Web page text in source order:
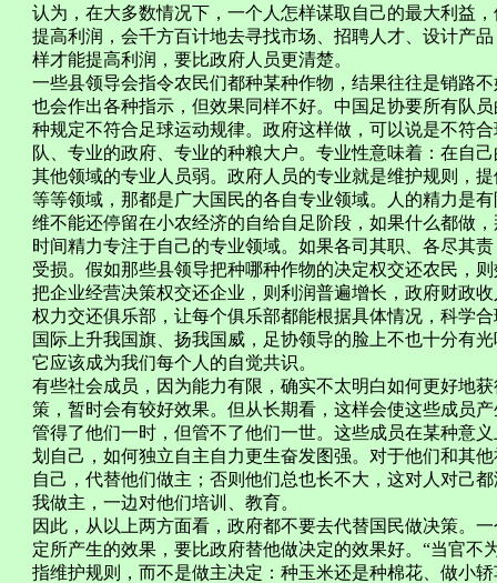
认为，在大多数情况下，一个人怎样谋取自己的最大利益
提高利润，会千方百计地去寻找市场、招聘人才、设计产
样才能提高利润，要比政府人员更清楚。
一些县领导会指令农民们都种某种作物，结果往往是销路
也会作出各种指示，但效果同样不好。中国足协要所有队
种规定不符合足球运动规律。政府这样做，可以说是不符
队、专业的政府、专业的种粮大户。专业性意味着：在自
其他领域的专业人员弱。政府人员的专业就是维护规则，
等等领域，那都是广大国民的各自专业领域。人的精力是
维不能还停留在小农经济的自给自足阶段，如果什么都做
时间精力专注于自己的专业领域。如果各司其职、各尽其
受损。假如那些县领导把种哪种作物的决定权交还农民，
把企业经营决策权交还企业，则利润普遍增长，政府财政
权力交还俱乐部，让每个俱乐部都能根据具体情况，科学
国际上升我国旗、扬我国威，足协领导的脸上不也十分有
它应该成为我们每个人的自觉共识。
有些社会成员，因为能力有限，确实不太明白如何更好地
策，暂时会有较好效果。但从长期看，这样会使这些成员
管得了他们一时，但管不了他们一世。这些成员在某种意
划自己，如何独立自主自力更生奋发图强。对于他们和其
自己，代替他们做主；否则他们总也长不大，这对人对己
我做主，一边对他们培训、教育。
因此，从以上两方面看，政府都不要去代替国民做决策。
定所产生的效果，要比政府替他做决定的效果好。“当官不
指维护规则，而不是做主决定：种玉米还是种棉花、做小